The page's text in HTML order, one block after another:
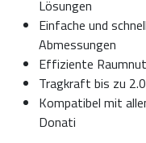
Lösungen
Einfache und
Abmessungen
Effiziente
Tragkraft bis zu
Kompatibel mit
Donati